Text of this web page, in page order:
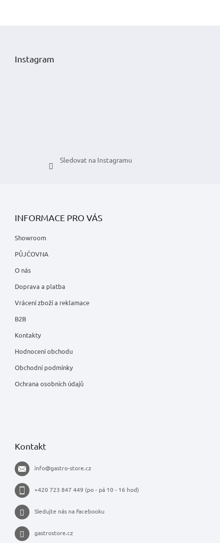
Instagram
Sledovat na Instagramu
INFORMACE PRO VÁS
Showroom
PŮJČOVNA
O nás
Doprava a platba
Vrácení zboží a reklamace
B2B
Kontakty
Hodnocení obchodu
Obchodní podmínky
Ochrana osobních údajů
Kontakt
info@gastro-store.cz
+420 723 847 449 (po - pá 10 - 16 hod)
Sledujte nás na Facebooku
gastrostore.cz